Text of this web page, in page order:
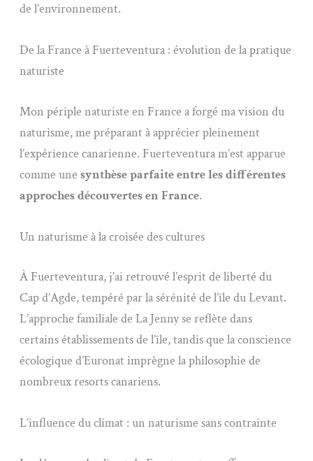
de l’environnement.
De la France à Fuerteventura : évolution de la pratique
naturiste
Mon périple naturiste en France a forgé ma vision du
naturisme, me préparant à apprécier pleinement
l’expérience canarienne. Fuerteventura m’est apparue
comme unesynthèse parfaite entre les différentes
approches découvertes en France.
Un naturisme à la croisée des cultures
À Fuerteventura, j’ai retrouvé l’esprit de liberté du
Cap d’Agde, tempéré par la sérénité de l’île du Levant.
L’approche familiale de La Jenny se reflète dans
certains établissements de l’île, tandis que la conscience
écologique d’Euronat imprègne la philosophie de
nombreux resorts canariens.
L’influence du climat : un naturisme sans contrainte